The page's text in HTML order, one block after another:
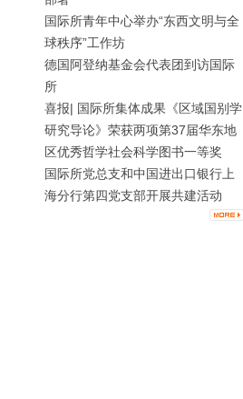
国际所青年中心举办“东西文明与全
球秩序”工作坊
德国阿登纳基金会代表团到访国际
所
喜报| 国际所集体成果《区域国别学
研究导论》荣获两项第37届华东地
区优秀哲学社会科学图书一等奖
国际所党总支和中国进出口银行上
海分行第四党支部开展共建活动